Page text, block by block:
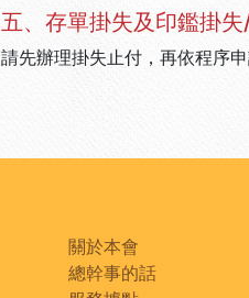
五、存單掛失及印鑑掛
請先辦理掛失止付，再依程序
關於本會
總幹事的話